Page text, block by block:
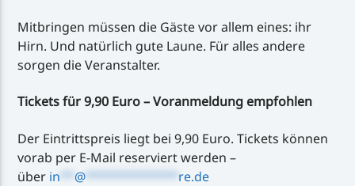
Mitbringen müssen die Gäste vor allem eines: ihr
Hirn. Und natürlich gute Laune. Für alles andere
sorgen die Veranstalter.
Tickets für 9,90 Euro – Voranmeldung empfohlen
Der Eintrittspreis liegt bei 9,90 Euro. Tickets können
vorab per E-Mail reserviert werden –
über in ** @ ************* re.de